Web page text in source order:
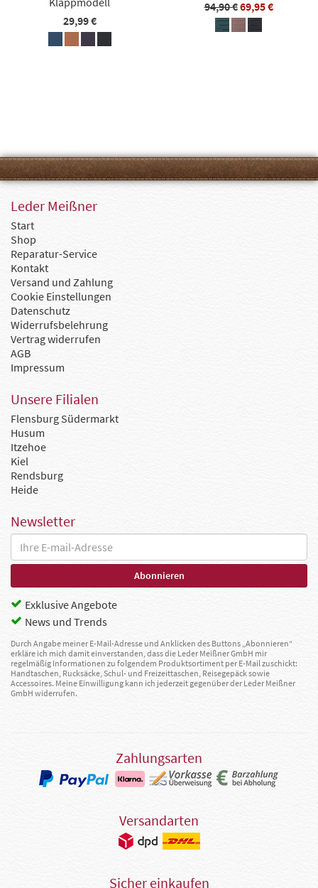
29,99 €
94,90 €69,95 €
Leder Meißner
Start
Shop
Reparatur-Service
Kontakt
Versand und Zahlung
Cookie Einstellungen
Datenschutz
Widerrufsbelehrung
Vertrag widerrufen
AGB
Impressum
Unsere Filialen
Flensburg Südermarkt
Husum
Itzehoe
Kiel
Rendsburg
Heide
Newsletter
Exklusive Angebote
News und Trends
Durch Angabe meiner E-Mail-Adresse und Anklicken des Buttons „Abonnieren“
erkläre ich mich damit einverstanden, dass die Leder Meißner GmbH mir
regelmäßig Informationen zu folgendem Produktsortiment per E-Mail zuschickt:
Handtaschen, Rucksäcke, Schul- und Freizeittaschen, Reisegepäck sowie
Accessoires. Meine Einwilligung kann ich jederzeit gegenüber der Leder Meißner
GmbH widerrufen.
Zahlungsarten
Versandarten
Sicher einkaufen